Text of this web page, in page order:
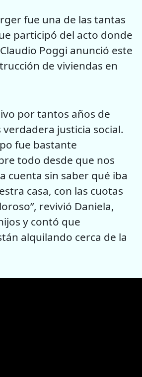
fue una de las tantas
participó del acto donde
Poggi anunció este
de viviendas en
por tantos años de
verdadera justicia social.
fue bastante
todo desde que nos
cuenta sin saber qué iba
casa, con las cuotas
revivió Daniela,
y contó que
alquilando cerca de la